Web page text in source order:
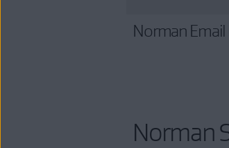
Norman
Norman